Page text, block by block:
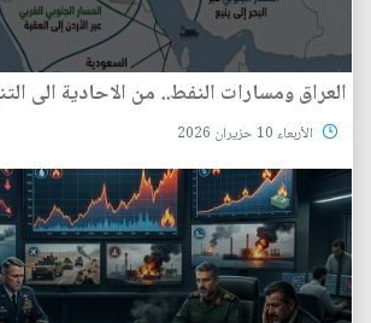
العراق ومسارات النفط.. من الاحادية الى
الأربعاء 10 حزيران 2026